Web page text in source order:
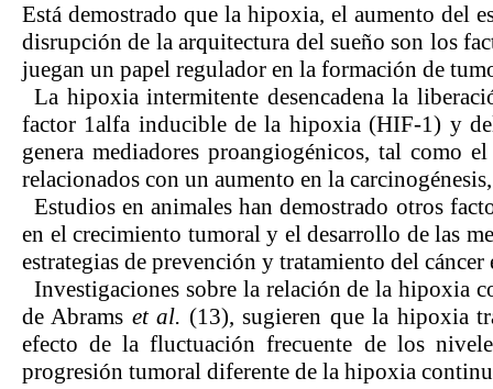
Está demostrado que la hipoxia, el aumento del
disrupción de la arquitectura del sueño son los
juegan un papel regulador en la formación de
La hipoxia intermitente desencadena la
factor 1alfa inducible de la hipoxia (HIF-1) y
genera mediadores proangiogénicos, tal como
relacionados con un aumento en la
Estudios en animales han demostrado otros
en el crecimiento tumoral y el desarrollo de las
estrategias de prevención y tratamiento del
Investigaciones sobre la relación de la hipoxia
de Abrams et al. (13), sugieren que la hipoxia
efecto de la fluctuación frecuente de los
progresión tumoral diferente de la hipoxia